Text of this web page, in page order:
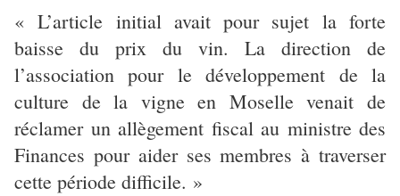
« L’article initial avait pour sujet la forte
baisse du prix du vin. La direction de
l’association pour le développement de la
culture de la vigne en Moselle venait de
réclamer un allègement fiscal au ministre des
Finances pour aider ses membres à traverser
cette période difficile. »